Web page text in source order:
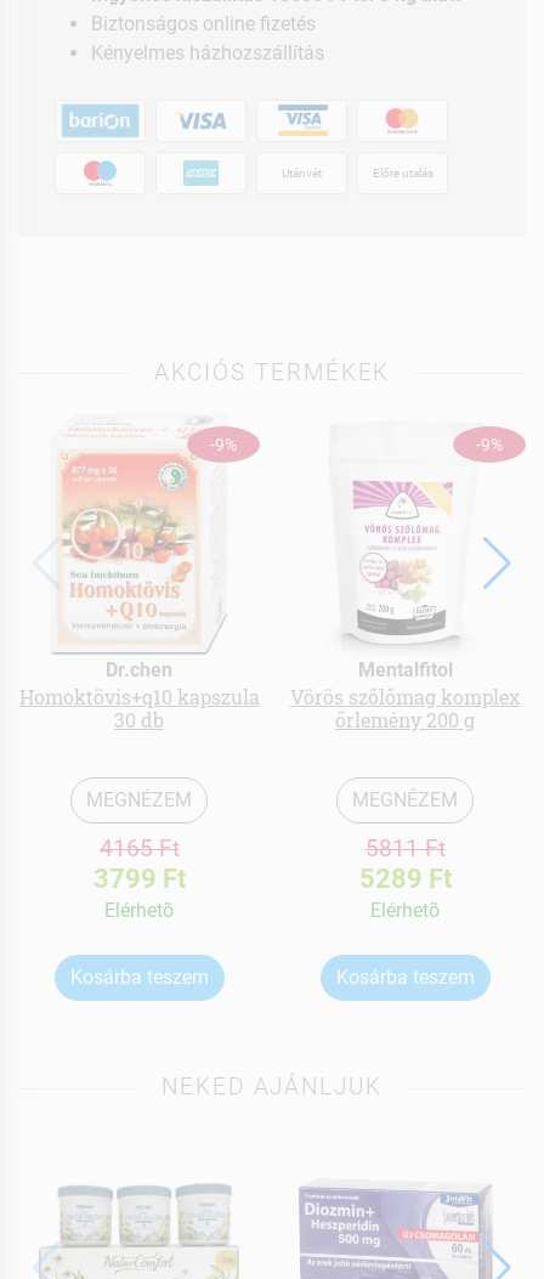
Biztonságos online fizetés
Kényelmes házhozszállítás
Utánvét Előre utalás
AKCIÓS TERMÉKEK
-9%
Dr.chen
Homoktövis+q10 kapszula
30 db
MEGNÉZEM
4165 Ft
3799 Ft
Elérhetõ
Kosárba teszem
-9%
Mentalfitol
Vörös szőlőmag komplex
őrlemény 200 g
MEGNÉZEM
5811 Ft
5289 Ft
Elérhetõ
Kosárba teszem
NEKED AJÁNLJUK